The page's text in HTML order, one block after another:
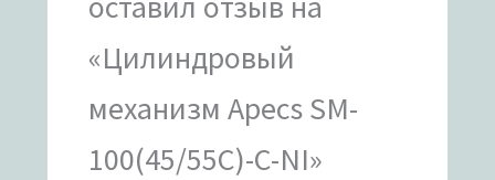
«Цилиндровый
механизм Apecs SM-
100(45/55C)-C-NI»